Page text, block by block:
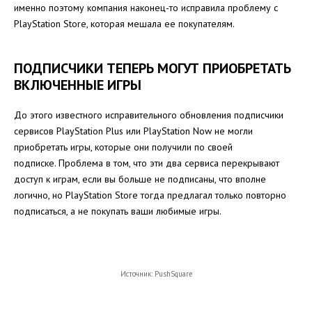
именно поэтому компания наконец-то исправила проблему с
PlayStation Store, которая мешала ее покупателям.
ПОДПИСЧИКИ ТЕПЕРЬ МОГУТ ПРИОБРЕТАТЬ
ВКЛЮЧЕННЫЕ ИГРЫ
До этого известного исправительного обновления подписчики
сервисов PlayStation Plus или PlayStation Now не могли
приобретать игры, которые они получили по своей
подписке. Проблема в том, что эти два сервиса перекрывают
доступ к играм, если вы больше не подписаны, что вполне
логично, но PlayStation Store тогда предлагал только повторно
подписаться, а не покупать ваши любимые игры.
Источник: PushSquare